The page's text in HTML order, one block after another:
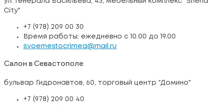
City"
+7 (978) 209 00 30
Время работы: ежедневно с 10.00 до 19.00
svoemestocrimea@mail.ru
Салон в Севастополе
бульвар Гидронавтов, 60, торговый центр "Домино"
+7 (978) 209 00 40